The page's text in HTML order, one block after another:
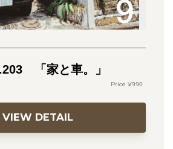
「家と車。」
990
VIEW DETAIL